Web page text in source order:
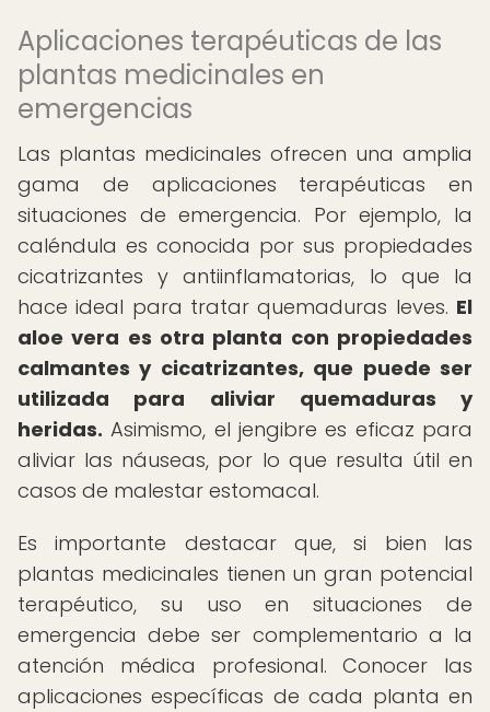
Aplicaciones terapéuticas de las
plantas medicinales en
emergencias
Las plantas medicinales ofrecen una amplia
gama de aplicaciones terapéuticas en
situaciones de emergencia. Por ejemplo, la
caléndula es conocida por sus propiedades
cicatrizantes y antiinflamatorias, lo que la
hace ideal para tratar quemaduras leves. El
aloe vera es otra planta con propiedades
calmantes y cicatrizantes, que puede ser
utilizada para aliviar quemaduras y
heridas. Asimismo, el jengibre es eficaz para
aliviar las náuseas, por lo que resulta útil en
casos de malestar estomacal.
Es importante destacar que, si bien las
plantas medicinales tienen un gran potencial
terapéutico, su uso en situaciones de
emergencia debe ser complementario a la
atención médica profesional. Conocer las
aplicaciones específicas de cada planta en